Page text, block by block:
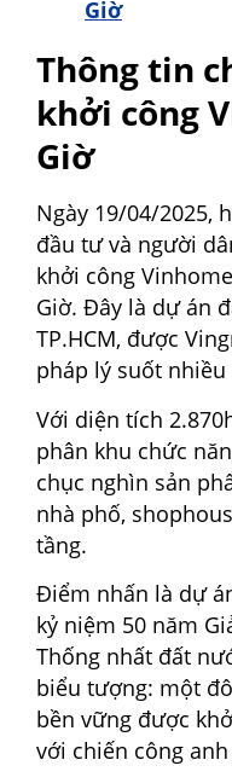
Giờ
Thông tin
khởi công
Giờ
Ngày 19/04/2025,
đầu tư và người
khởi công
Giờ. Đây là dự án
TP.HCM, được
pháp lý suốt nhiều
Với diện tích
phân khu chức
chục nghìn sản
nhà phố,
tầng.
Điểm nhấn là dự
kỷ niệm 50 năm
Thống nhất đất
biểu tượng: một
bền vững được
với chiến công